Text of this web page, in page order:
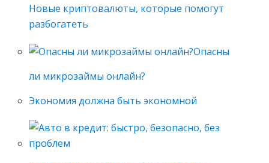
Новые криптовалюты, которые помогут
разбогатеть
Опасны
ли микрозаймы онлайн?
Экономия должна быть экономной